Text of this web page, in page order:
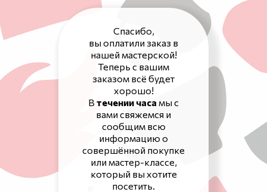
Спасибо,
вы оплатили заказ в
нашей мастерской!
Теперь с вашим
заказом всё будет
хорошо!
В течении часа мы с
вами свяжемся и
сообщим всю
информацию о
совершённой покупке
или мастер-классе,
который вы хотите
посетить.